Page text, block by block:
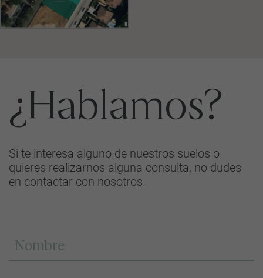
¿Hablamos?
Si te interesa alguno de nuestros suelos o
quieres realizarnos alguna consulta, no dudes
en contactar con nosotros.